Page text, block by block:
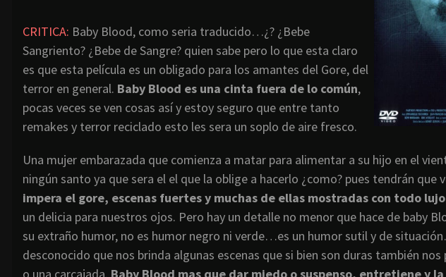
CRITICA: Baby Blood, como seria traducido…¿? ¿Bebe
Sangriento? ¿Bebe de Sangre? quien sabe pero lo que esta claro
es que esta película es un obligado para los amantes del Gore, del
terror en general. Baby Blood es una cinta fuera de lo común,
pocas veces se ven cosas así y estoy seguro que entre tanto
remakes y terror reciclado esto les sera un soplo de aire fresco.
Una mujer embarazada que comienza a matar para alimentar a su hijo en el
ningún santo ya que sera el el que la oblige a hacerlo ¿como? pues tendrán que
impera el gore, escenas fuertes y muchas de ellas mostradas con todo
un delicia para nuestros ojos. Pero hay un detalle no menor que hace de baby
su extraño humor, no es humor negro ni verde…es un humor sutil y de
desconocido que nos brinda algunas escenas que si bien son duras también nos